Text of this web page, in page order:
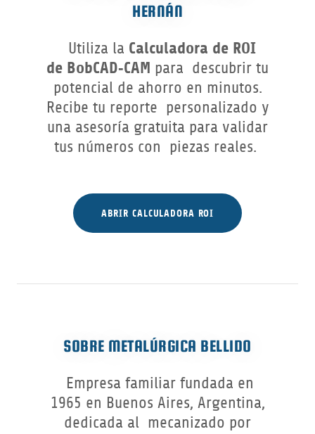
HERNÁN
Utiliza la Calculadora de ROI
de BobCAD‑CAM para descubrir tu
potencial de ahorro en minutos.
Recibe tu reporte personalizado y
una asesoría gratuita para validar
tus números con piezas reales.
ABRIR CALCULADORA ROI
SOBRE METALÚRGICA BELLIDO
Empresa familiar fundada en
1965 en Buenos Aires, Argentina,
dedicada al mecanizado por